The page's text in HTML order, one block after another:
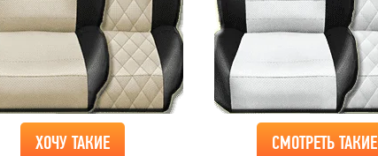
ХОЧУ ТАКИЕ СМОТРЕТЬ ТАКИЕ